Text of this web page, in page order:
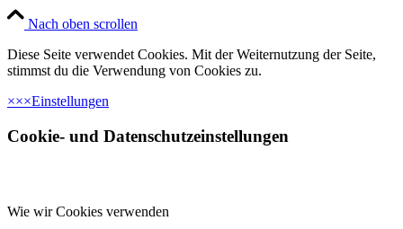
Nach oben scrollen
Diese Seite verwendet Cookies. Mit der Weiternutzung der Seite,
stimmst du die Verwendung von Cookies zu.
×××Einstellungen
Cookie- und Datenschutzeinstellungen
Wie wir Cookies verwenden